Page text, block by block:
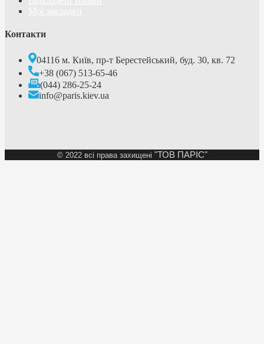
Контакти
04116 м. Київ, пр-т Берестейський, буд. 30, кв. 72
+38 (067) 513-65-46
(044) 286-25-24
info@paris.kiev.ua
© 2022 всі права захищені "ТОВ ПАРІС"